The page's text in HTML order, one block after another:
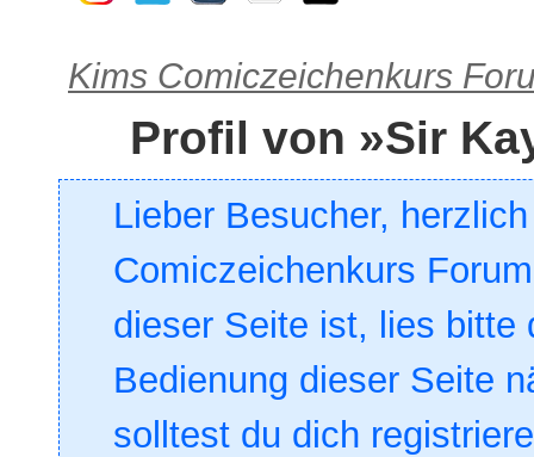
Kims Comiczeichenkurs
Profil von »Sir
Lieber Besucher,
Comiczeichenkurs
dieser Seite ist, lies bitte
Bedienung dieser Seite
solltest du dich